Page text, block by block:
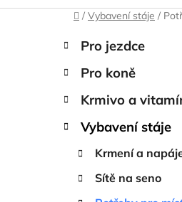
Domů
/ Vybavení stáje /
P
s
t
a
Přeskočit
kategorie
K
a
g
Pro jezdce
Pro koně
Krmivo a
Vybavení stáje
Krmení a
Sítě na seno